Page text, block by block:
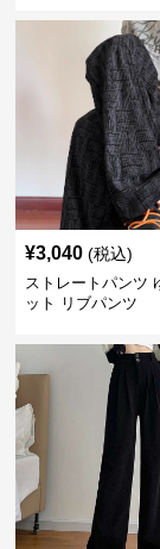
¥3,040 (税込)
ストレートパンツ
ット リブパンツ